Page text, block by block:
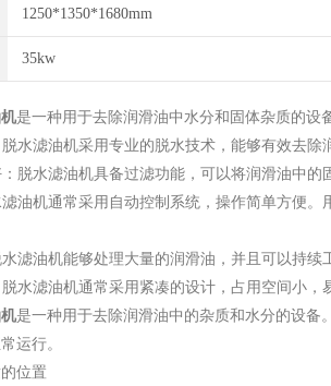
1250*1350*1680mm
35kw
是一种用于去除润滑油中水分和固体杂质的设
水滤油机采用专业的脱水技术，能够有效去除
脱水滤油机具备过滤功能，可以将润滑油中的
油机通常采用自动控制系统，操作简单方便
滤油机能够处理大量的润滑油，并且可以持续
水滤油机通常采用紧凑的设计，占用空间小，
是一种用于去除润滑油中的杂质和水分的设
运行。
位置